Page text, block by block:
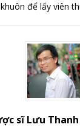
khuôn để lấy
sĩ Lưu